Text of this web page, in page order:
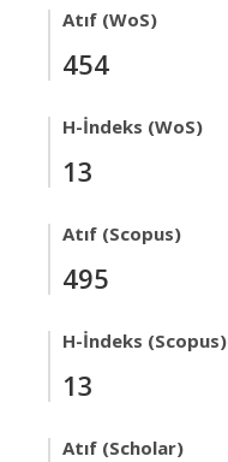
Atıf (WoS)
454
H-İndeks (WoS)
13
Atıf (Scopus)
495
H-İndeks (Scopus)
13
Atıf (Scholar)